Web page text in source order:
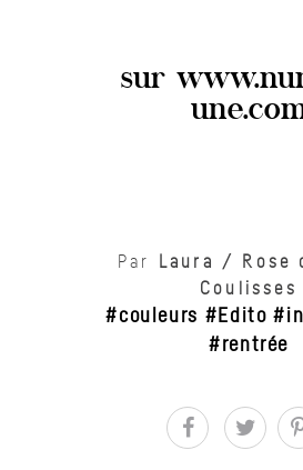
sur
Par Laura / Rose
Coulisses
couleurs Edito ,
rentrée